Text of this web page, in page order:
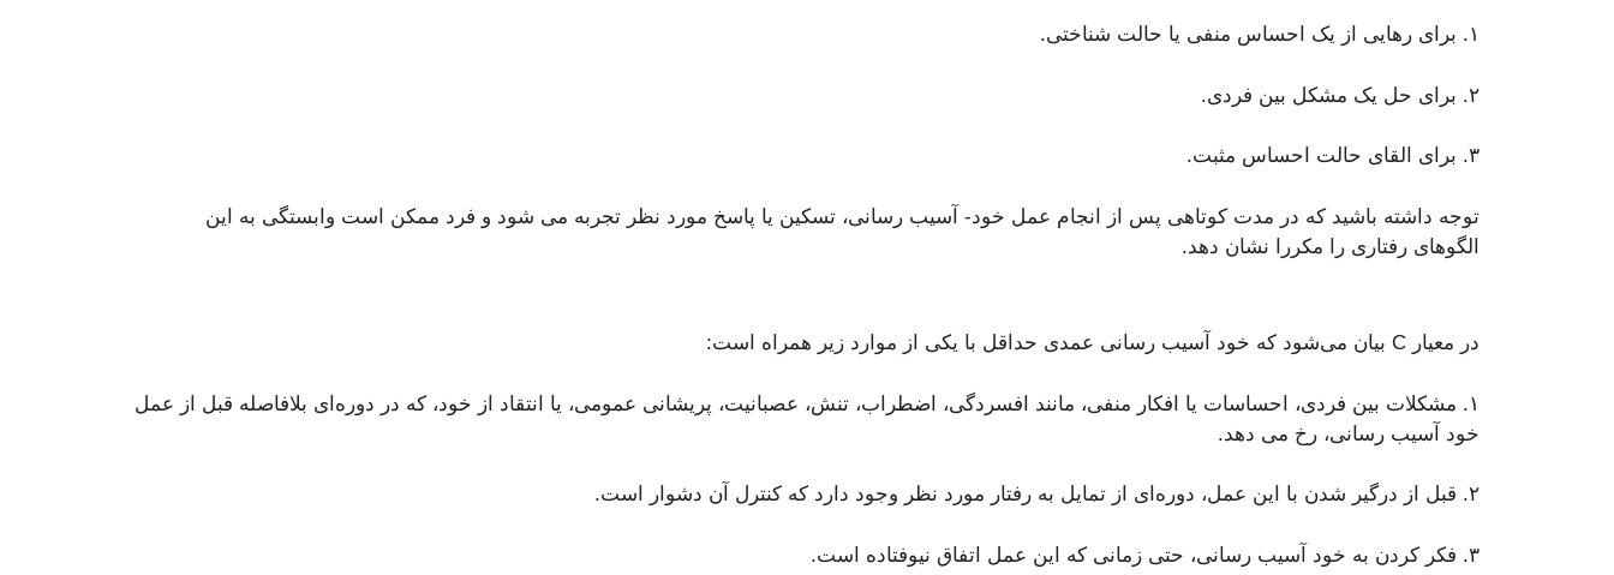
۱. برای رهایی از یک احساس منفی یا حالت شناختی.
۲. برای حل یک مشکل بین فردی.
۳. برای القای حالت احساس مثبت.
توجه داشته باشید که در مدت کوتاهی پس از انجام عمل خود- آسیب رسانی، تسکین یا پاسخ مورد نظر تجربه می شود و فرد ممکن است وابستگی به این
الگوهای رفتاری را مکررا نشان دهد.
در معیار C بیان می‌شود که خود آسیب رسانی عمدی حداقل با یکی از موارد زیر همراه است:
۱. مشکلات بین فردی، احساسات یا افکار منفی، مانند افسردگی، اضطراب، تنش، عصبانیت، پریشانی عمومی، یا انتقاد از خود، که در دوره‌ای بلافاصله قبل از عمل
خود آسیب رسانی، رخ می دهد.
۲. قبل از درگیر شدن با این عمل، دوره‌ای از تمایل به رفتار مورد نظر وجود دارد که کنترل آن دشوار است.
۳. فکر کردن به خود آسیب رسانی، حتی زمانی که این عمل اتفاق نیوفتاده است.